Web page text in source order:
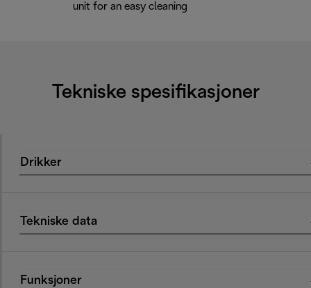
unit for an easy cleaning
Tekniske spesifikasjoner
Drikker
Tekniske data
Funksjoner